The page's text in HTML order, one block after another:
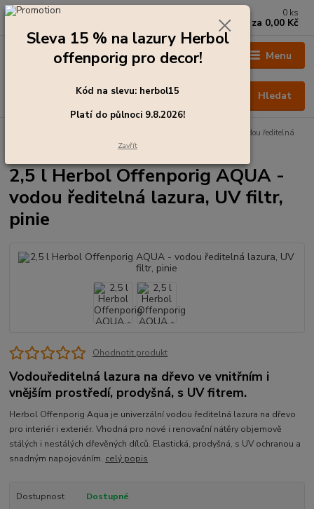
Menu
Hledat
+420 273 136 255
0 ks
za 0,00 Kč
2,5 l Herbol Offenporig AQUA - vodou ředitelná
2,5 l Herbol Offenporig AQUA -
vodou ředitelná lazura, UV filtr,
pinie
Ohodnotit produkt
Vodouředitelná lazura na dřevo ve vnitřním i
vnějším prostředí, prodyšná, s UV fitrem.
Herbol Offenporig Aqua je univerzální vodou ředitelná lazura na dřevo
pro interiér i exteriér. Vhodná pro nové i renovační nátěry objemově
stálých i nestálých dřevěných dílců. Elastická, prodyšná, s UV ochranou a
snadným napojováním. celý popis
Dostupnost
Dostupné
Sleva 15 % na lazury Herbol
offenporig pro decor!
Kód na slevu: herbol15
Platí do půlnoci 9.8.2026!
Zavřít